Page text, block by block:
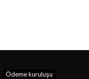
Ödeme kuruluşu